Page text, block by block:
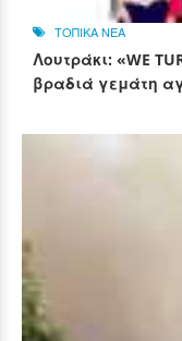
ΤΟΠΙΚΑ ΝΕΑ
Λουτράκι: «WE
βραδιά γεμάτη